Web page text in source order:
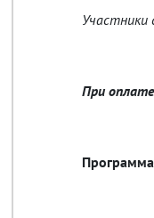
Участники
При